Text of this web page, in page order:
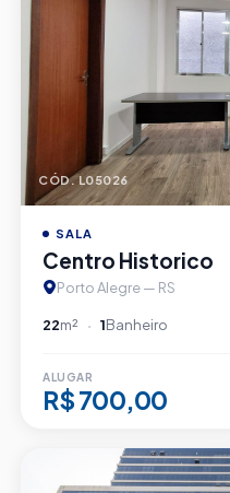
CÓD. L05026
SALA
Centro Historico
Porto Alegre — RS
22m² 1Banheiro
ALUGAR
R$ 700,00